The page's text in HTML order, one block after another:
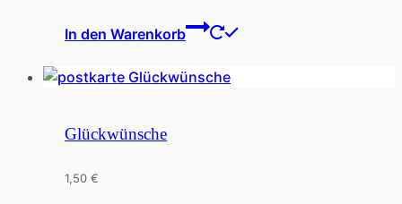
In den Warenkorb
Glückwünsche
1,50 €